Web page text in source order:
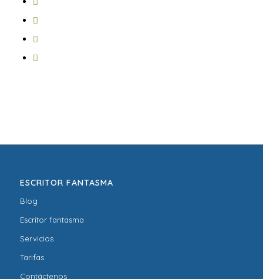
ESCRITOR FANTASMA
Blog
Escritor fantasma
Servicios
Tarifas
Contáctenos